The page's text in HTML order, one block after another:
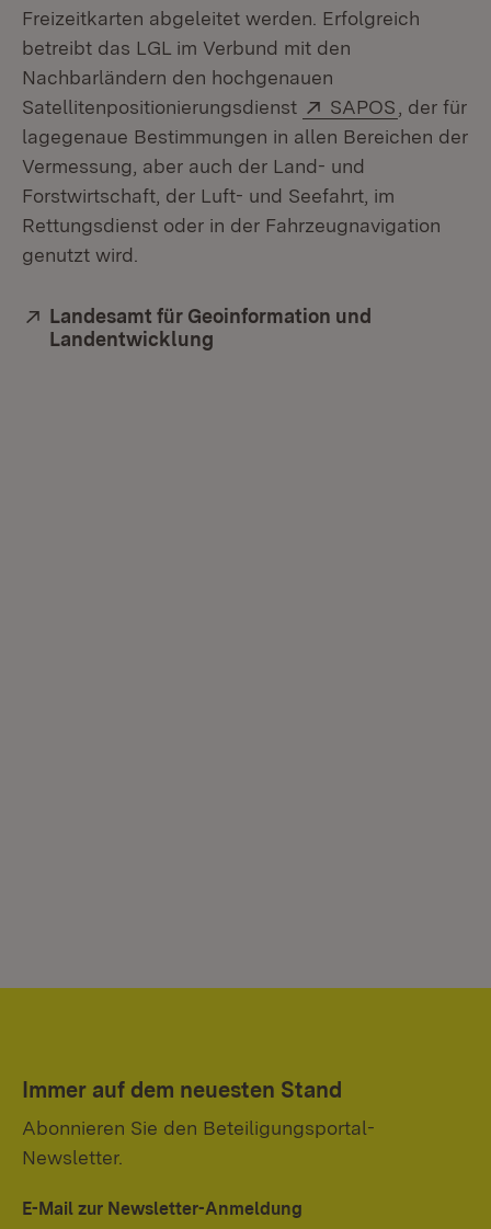
Freizeitkarten abgeleitet werden. Erfolgreich
betreibt das LGL im Verbund mit den
Nachbarländern den hochgenauen
Satellitenpositionierungsdienst
Extern:
SAPOS (Öffnet
, der für
lagegenaue Bestimmungen in allen Bereichen der
Vermessung, aber auch der Land- und
Forstwirtschaft, der Luft- und Seefahrt, im
Rettungsdienst oder in der Fahrzeugnavigation
genutzt wird.
Extern:
Landesamt für Geoinformation und
Landentwicklung
Immer auf dem neuesten Stand
Abonnieren Sie den Beteiligungsportal-
Newsletter.
E-Mail zur Newsletter-Anmeldung